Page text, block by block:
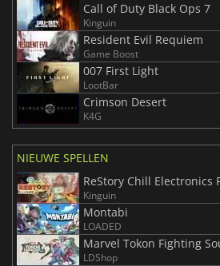
Call of Duty Black Ops 7
Kinguin
Resident Evil Requiem
Game Boost
007 First Light
LootBar
Crimson Desert
K4G
NIEUWE SPELLEN
ReStory Chill Electronics
Kinguin
Montabi
LOADED
Marvel Tokon Fighting
LDShop